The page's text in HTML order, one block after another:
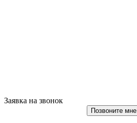
Заявка на звонок
Позвоните мне